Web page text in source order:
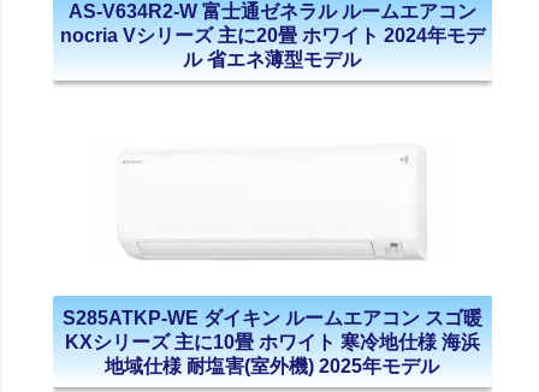
AS-V634R2-W 富士通ゼネラル ルームエアコン
nocria Vシリーズ 主に20畳 ホワイト 2024年モデ
ル 省エネ薄型モデル
S285ATKP-WE ダイキン ルームエアコン スゴ暖
KXシリーズ 主に10畳 ホワイト 寒冷地仕様 海浜
地域仕様 耐塩害(室外機) 2025年モデル